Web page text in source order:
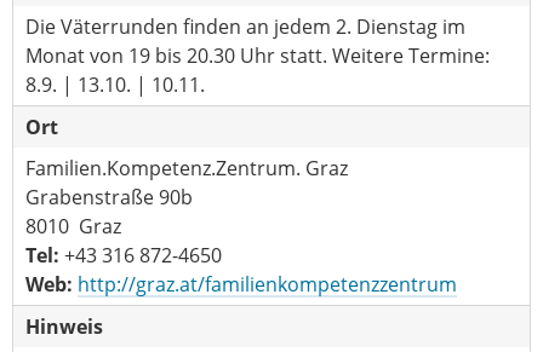
Die Väterrunden finden an jedem 2. Dienstag im
Monat von 19 bis 20.30 Uhr statt. Weitere Termine:
8.9. | 13.10. | 10.11.
Ort
Familien.Kompetenz.Zentrum. Graz
Grabenstraße 90b
8010 Graz
Tel: +43 316 872-4650
Web: http://graz.at/familienkompetenzzentrum
Hinweis